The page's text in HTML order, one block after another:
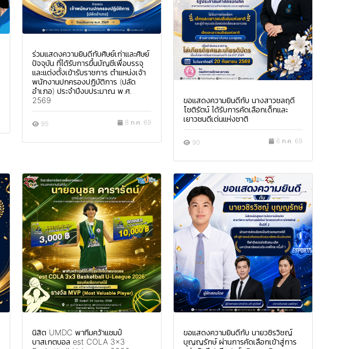
ร่วมแสดงความยินดีกับศิษย์เก่าและศิษย์
ปัจจุบัน ที่ได้รับการขึ้นบัญชีเพื่อบรรจุ
และแต่งตั้งเข้ารับราชการ ตำแหน่งเจ้า
พนักงานปกครองปฏิบัติการ (ปลัด
อำเภอ) ประจำปีงบประมาณ พ.ศ.
2569
95 8 ก.ค. 69
ขอแสดงความยินดีกับ นางสาวชลฤดี
โชติรัตน์ ได้รับการคัดเลือกเด็กและ
เยาวชนดีเด่นแห่งชาติ
90 6 ก.ค. 69
นิสิต UMDC พาทีมคว้าแชมป์
บาสเกตบอล est COLA 3x3
ขอแสดงความยินดีกับ นายวชิรวิชญ์
บุญญรักษ์ ผ่านการคัดเลือกเข้าสู่การ